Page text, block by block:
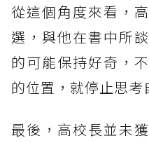
從這個角度來看，
選，與他在書中所
的可能保持好奇，
的位置，就停止思考
最後，高校長並未